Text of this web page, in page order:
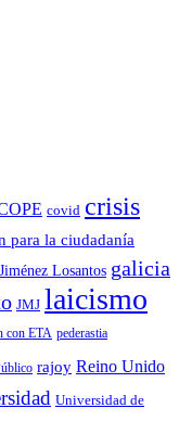
covid crisis
para la ciudadaní­a
Losantos galicia
JMJ laicismo
con ETA pederastia
rajoy Reino Unido
Universidad de